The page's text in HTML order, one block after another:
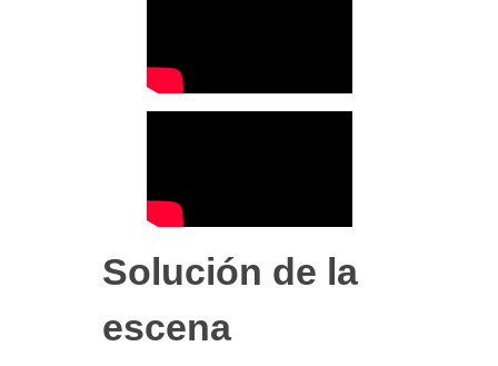
Solución de la
escena